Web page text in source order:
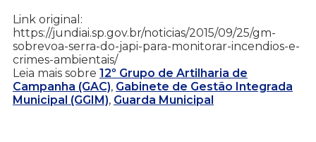
Link original:
https://jundiai.sp.gov.br/noticias/2015/09/25/gm-
sobrevoa-serra-do-japi-para-monitorar-incendios-e-
crimes-ambientais/
Leia mais sobre 12º Grupo de Artilharia de
Campanha (GAC), Gabinete de Gestão Integrada
Municipal (GGIM), Guarda Municipal